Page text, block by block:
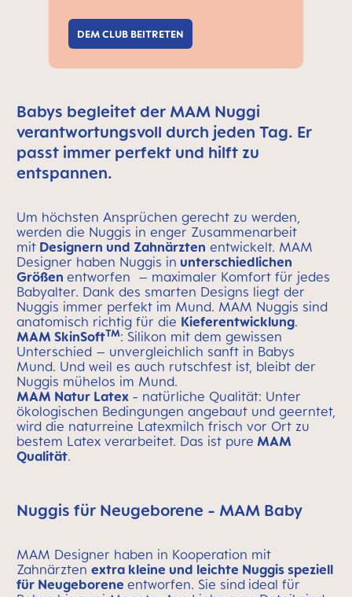
DEM CLUB BEITRETEN
Babys begleitet der MAM Nuggi
verantwortungsvoll durch jeden Tag. Er
passt immer perfekt und hilft zu
entspannen.
Um höchsten Ansprüchen gerecht zu werden,
werden die Nuggis in enger Zusammenarbeit
mit Designern und Zahnärzten entwickelt. MAM
Designer haben Nuggis in unterschiedlichen
Größen entworfen – maximaler Komfort für jedes
Babyalter. Dank des smarten Designs liegt der
Nuggis immer perfekt im Mund. MAM Nuggis sind
anatomisch richtig für die Kieferentwicklung.
MAM SkinSoftTM: Silikon mit dem gewissen
Unterschied – unvergleichlich sanft in Babys
Mund. Und weil es auch rutschfest ist, bleibt der
Nuggis mühelos im Mund.
MAM Natur Latex - natürliche Qualität: Unter
ökologischen Bedingungen angebaut und geerntet,
wird die naturreine Latexmilch frisch vor Ort zu
bestem Latex verarbeitet. Das ist pure MAM
Qualität.
Nuggis für Neugeborene - MAM Baby
MAM Designer haben in Kooperation mit
Zahnärzten extra kleine und leichte Nuggis speziell
für Neugeborene entworfen. Sie sind ideal für